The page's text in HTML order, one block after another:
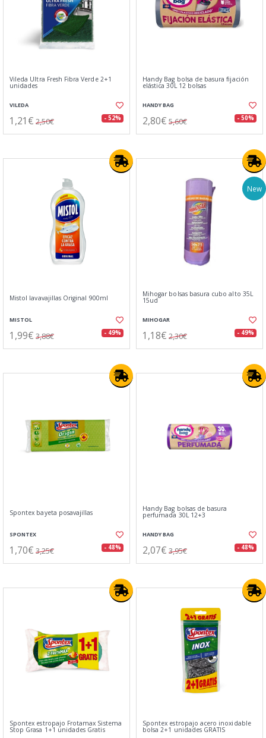
Vileda Ultra Fresh Fibra Verde 2+1
unidades
VILEDA
1,21€ 2,50€ - 52%
Handy Bag bolsa de basura fijación
elástica 30L 12 bolsas
HANDY BAG
2,80€ 5,60€ - 50%
Mistol lavavajillas Original 900ml
MISTOL
1,99€ 3,88€ - 49%
New
Mihogar bolsas basura cubo alto 35L
15ud
MIHOGAR
1,18€ 2,30€ - 49%
Spontex bayeta posavajillas
SPONTEX
1,70€ 3,25€ - 48%
Handy Bag bolsas de basura
perfumada 30L 12+3
HANDY BAG
2,07€ 3,95€ - 48%
Spontex estropajo Frotamax Sistema
Stop Grasa 1+1 unidades Gratis
Spontex estropajo acero inoxidable
bolsa 2+1 unidades GRATIS